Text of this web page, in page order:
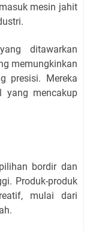
mesin jahit
ditawarkan
memungkinkan
presisi. Mereka
yang mencakup
bordir dan
Produk-produk
mulai dari